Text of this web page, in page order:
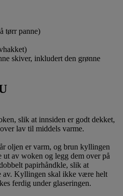
tørr panne)
skiver, inkludert den grønne
slik at innsiden er godt dekket,
lav til middels varme.
oljen er varm, og brun kyllingen
av woken og legg dem over på
papirhåndkle, slik at
av. Kyllingen skal ikke være helt
ferdig under glaseringen.